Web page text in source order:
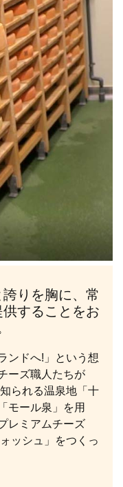
りを胸に、常
することをお
ンドへ!」という想
ーズ職人たちが
られる温泉地「十
モール泉」を用
レミアムチーズ
ッシュ」をつくっ